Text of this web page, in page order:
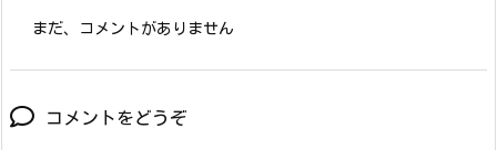
まだ、コメントがありません
コメントをどうぞ